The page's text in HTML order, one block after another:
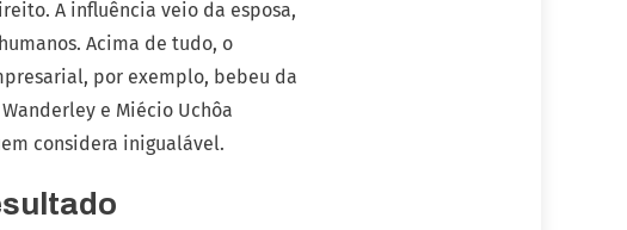
A influência veio da esposa,
Acima de tudo, o
por exemplo, bebeu da
e Miécio Uchôa
considera inigualável.